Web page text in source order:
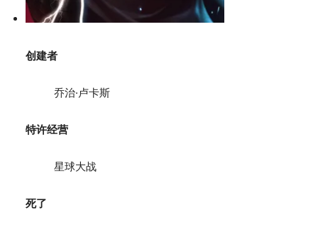
创建者
乔治·卢卡斯
特许经营
星球大战
死了